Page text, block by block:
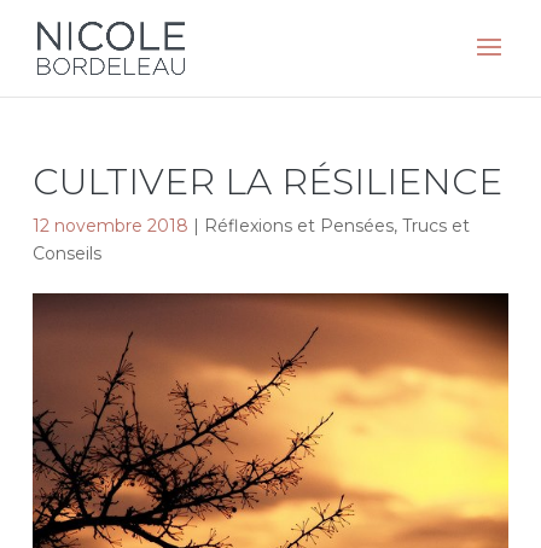
CULTIVER LA RÉSILIENCE
12 novembre 2018 | Réflexions et Pensées, Trucs et
Conseils